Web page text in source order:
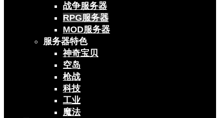
战争服务器
RPG服务器
MOD服务器
服务器特色
神奇宝贝
空岛
枪战
科技
工业
魔法